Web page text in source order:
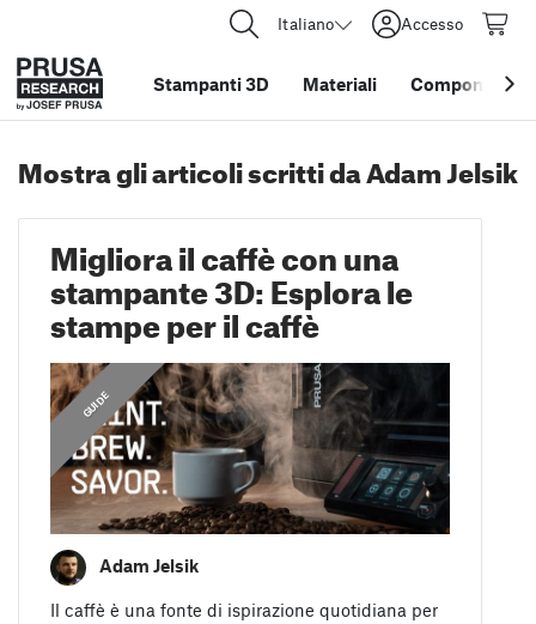
Italiano Accesso
Stampanti 3D Materiali Componenti e
Mostra gli articoli scritti da Adam Jelsik
Migliora il caffè con una
stampante 3D: Esplora le
stampe per il caffè
GUIDE
GUIDE
Adam Jelsik
Il caffè è una fonte di ispirazione quotidiana per